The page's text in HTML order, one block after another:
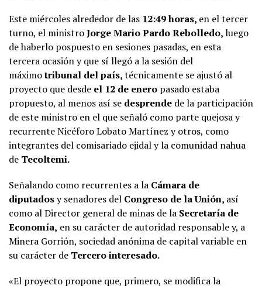
Este miércoles alrededor de las 12:49 horas, en el tercer
turno, el ministroJorge Mario Pardo Rebolledo,luego
de haberlo pospuesto en sesiones pasadas, en esta
tercera ocasión y que sí llegó a la sesión del
máximotribunal del país,técnicamente se ajustó al
proyecto que desde el 12 de enero pasado estaba
propuesto, al menos así se desprende de la participación
de este ministro en el que señaló como parte quejosa y
recurrente Nicéforo Lobato Martínez y otros, como
integrantes del comisariado ejidal y la comunidad nahua
de Tecoltemi.
Señalando como recurrentes a la Cámara de
diputadosy senadores del Congreso de la Unión, así
como al Director general de minas de la Secretaría de
Economía, en su carácter de autoridad responsable y, a
Minera Gorrión, sociedad anónima de capital variable en
su carácter de Tercero interesado.
«El proyecto propone que, primero, se modifica la